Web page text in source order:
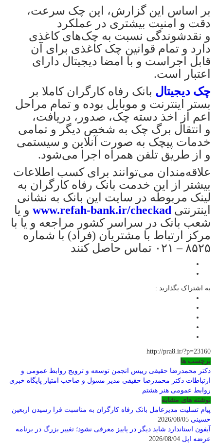
بر اساس این گزارش، این چک سرعت،
دقت و امنیت بیشتری در عملکرد
و نقدشوندگی نسبت به چک‌های کاغذی
دارد و تمام قوانین چک کاغذی برای آن
قابل اجراست و با امضا دیجیتال دارای
اعتبار است.
چک دیجیتال بانک رفاه کارگران کاملا بر
بستر اینترنت و موبایل بوده و تمام مراحل
اعم از اخذ دسته چک، صدور، دریافت،
و انتقال برگ چک به شخص دیگر و تمامی
خدمات پیچک به صورت آنلاین و سیستمی
و از طریق تلفن همراه اجرا می‌شود.
علاقه‌مندان می‌توانند برای کسب اطلاعات
بیشتر از این خدمت بانک رفاه کارگران به
لینک مربوطه در سایت این بانک به نشانی
اینترنتی www.refah-bank.ir/checkad و یا
شعب بانک در سراسر کشور مراجعه و یا با
مرکز ارتباط با مشتریان (فراد) با شماره
۸۵۲۵ – ۰۲۱ تماس حاصل کنند
به اشتراک بگذارید :
http://pra8.ir/?p=23160
برچسب ها
دکتر محمدرضا حقیقی رییس انجمن توسعه و ترویج روابط عمومی و
ارتباطات دکتر محمدرضا حقیقی مدیر مسول و صاحب امتیاز پایگاه خبری
روابط عمومی هنر هشتم
نوشته های مشابه
پیام تسلیت مدیرعامل بانک رفاه کارگران به مناسبت فرا رسیدن اربعین
حسینی
آیفون استاندارد شاید دیگر در پاییز معرفی نشود؛ تغییر بزرگ در برنامه
عرضه اپل